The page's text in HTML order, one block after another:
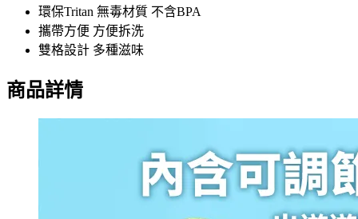
環保Tritan 無毒材質 不含BPA
攜帶方便 方便拆洗
雙格設計 多種滋味
商品詳情